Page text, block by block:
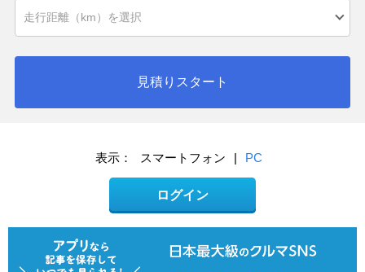
見積りスタート
表示： スマートフォン | PC
ログイン